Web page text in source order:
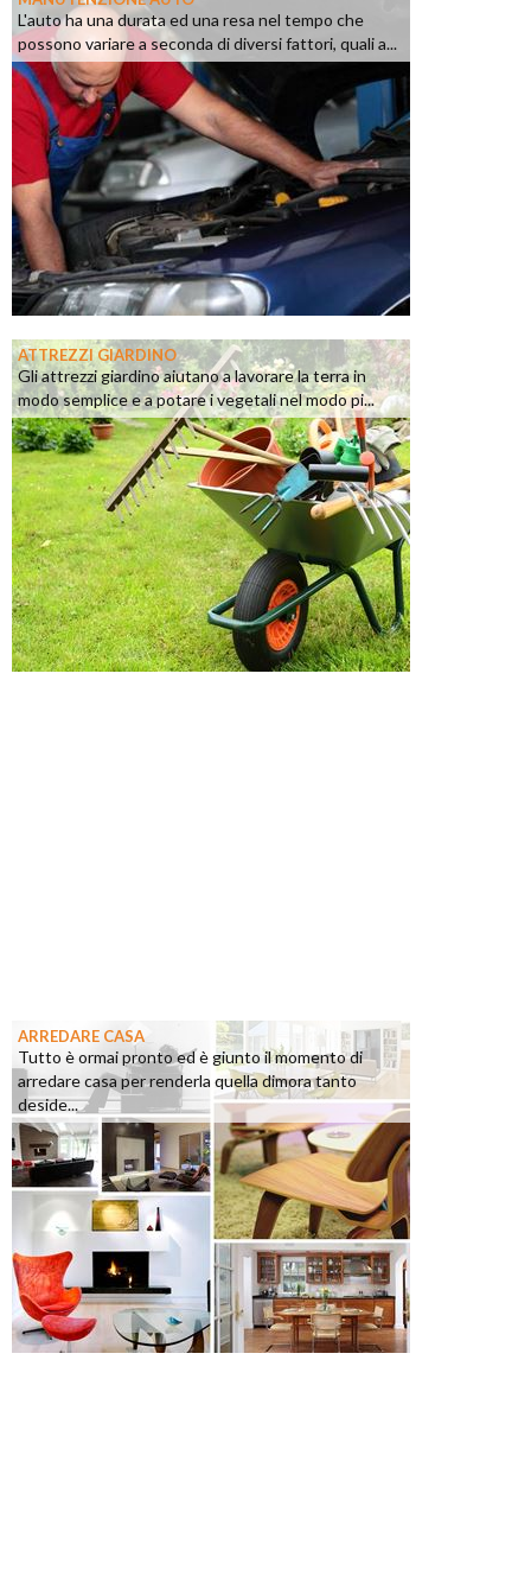
L'auto ha una durata ed una resa nel tempo che
possono variare a seconda di diversi fattori, quali a...
ATTREZZI GIARDINO
Gli attrezzi giardino aiutano a lavorare la terra in
modo semplice e a potare i vegetali nel modo pi...
ARREDARE CASA
Tutto è ormai pronto ed è giunto il momento di
arredare casa per renderla quella dimora tanto
deside...